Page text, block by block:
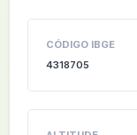
CÓDIGO IBGE
4318705